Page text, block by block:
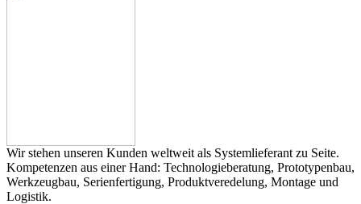
Wir ste­hen unse­ren Kun­den welt­weit als Sys­tem­lie­fe­rant zu Sei­te.
Kom­pe­ten­zen aus einer Hand: Tech­no­lo­gie­be­ra­tung, Pro­to­ty­pen­bau,
Werk­zeug­bau, Seri­en­fer­ti­gung, Pro­dukt­ver­ede­lung, Mon­ta­ge und
Logis­tik.